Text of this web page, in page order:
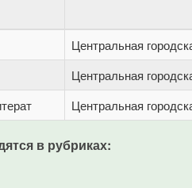
Центральная
Центральная
Центральная
в рубриках: